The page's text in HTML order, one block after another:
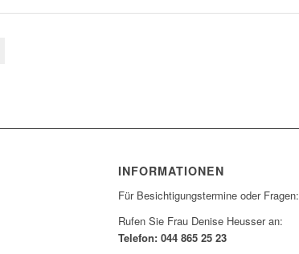
INFORMATIONEN
Für Besichtigungstermine oder Fragen:
Rufen Sie Frau Denise Heusser an:
Telefon: 044 865 25 23